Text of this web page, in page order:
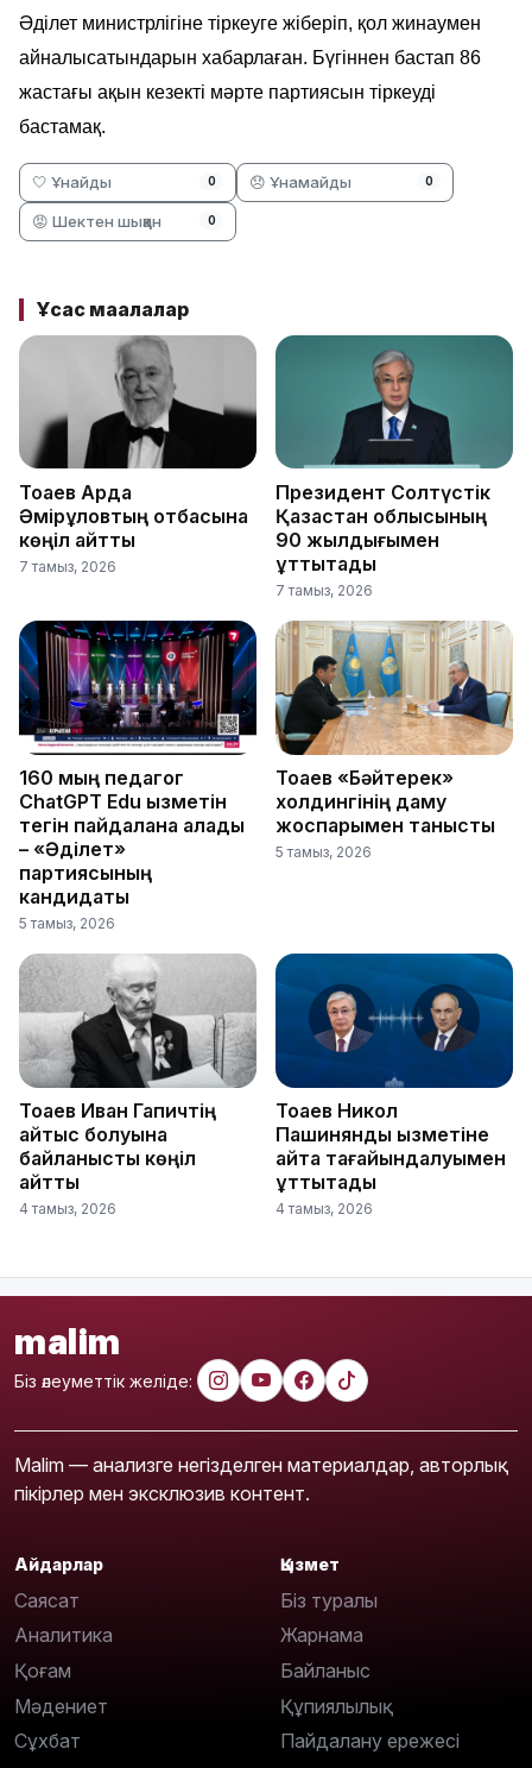
Әділет министрлігіне тіркеуге жіберіп, қол жинаумен
айналысатындарын хабарлаған. Бүгіннен бастап 86
жастағы ақын кезекті мәрте партиясын тіркеуді
бастамақ.
🤍 Ұнайды 0 😞 Ұнамайды 0
😡 Шектен шыққан 0
Ұқсас мақалалар
Тоқаев Ардақ
Әмірқұловтың отбасына
көңіл айтты
7 тамыз, 2026
Президент Солтүстік
Қазақстан облысының
90 жылдығымен
құттықтады
7 тамыз, 2026
160 мың педагог
ChatGPT Edu қызметін
тегін пайдалана алады
– «Әділет»
партиясының
кандидаты
5 тамыз, 2026
Тоқаев «Бәйтерек»
холдингінің даму
жоспарымен танысты
5 тамыз, 2026
Тоқаев Иван Гапичтің
қайтыс болуына
байланысты көңіл
айтты
4 тамыз, 2026
Тоқаев Никол
Пашинянды қызметіне
қайта тағайындалуымен
құттықтады
4 тамыз, 2026
malim
Біз әлеуметтік желіде:
Malim — анализге негізделген материалдар, авторлық
пікірлер мен эксклюзив контент.
Айдарлар
Саясат
Аналитика
Қоғам
Мәдениет
Сұхбат
Қызмет
Біз туралы
Жарнама
Байланыс
Құпиялылық
Пайдалану ережесі